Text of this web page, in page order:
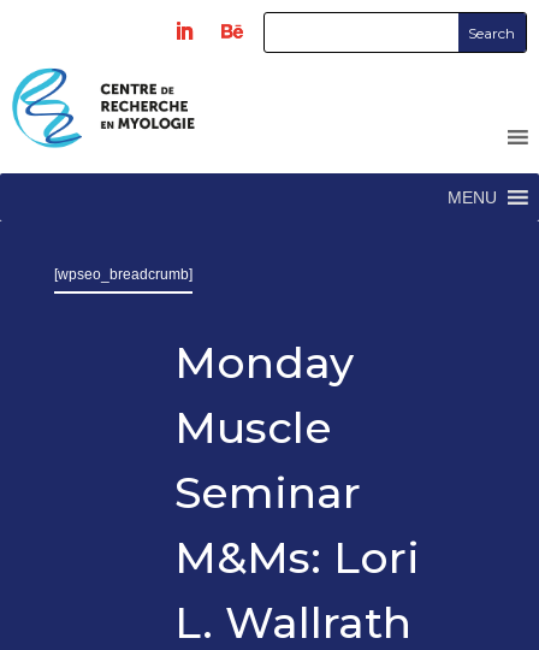
MENU
[wpseo_breadcrumb]
Monday
Muscle
Seminar
M&Ms: Lori
L. Wallrath